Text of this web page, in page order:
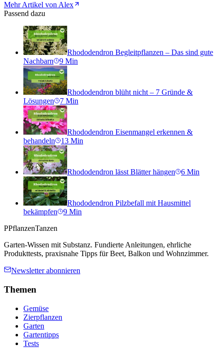
Mehr Artikel von Alex
Passend dazu
Rhododendron Begleitpflanzen – Das sind gute
Nachbarn
9 Min
Rhododendron blüht nicht – 7 Gründe &
Lösungen
7 Min
Rhododendron Eisenmangel erkennen &
behandeln
13 Min
Rhododendron lässt Blätter hängen 6 Min
Rhododendron Pilzbefall mit Hausmittel
bekämpfen
9 Min
PPflanzenTanzen
Garten-Wissen mit Substanz. Fundierte Anleitungen, ehrliche
Produkttests, praxisnahe Tipps für Beet, Balkon und Wohnzimmer.
Newsletter abonnieren
Themen
Gemüse
Zierpflanzen
Garten
Gartentipps
Tests